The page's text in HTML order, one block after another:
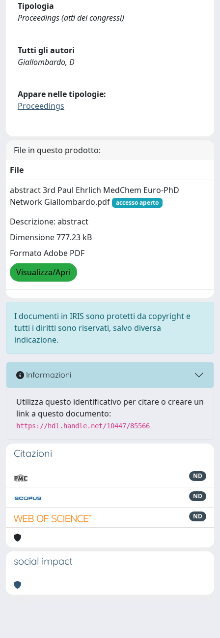
Tipologia
Proceedings (atti dei congressi)
Tutti gli autori
Giallombardo, D
Appare nelle tipologie:
Proceedings
File in questo prodotto:
File
abstract 3rd Paul Ehrlich MedChem Euro-PhD
Network Giallombardo.pdf
accesso aperto
Descrizione: abstract
Dimensione 777.23 kB
Formato Adobe PDF
Visualizza/Apri
I documenti in IRIS sono protetti da copyright e
tutti i diritti sono riservati, salvo diversa
indicazione.
Informazioni
Utilizza questo identificativo per citare o creare un
link a questo documento:
https://hdl.handle.net/10447/85566
Citazioni
ND
ND
ND
social impact